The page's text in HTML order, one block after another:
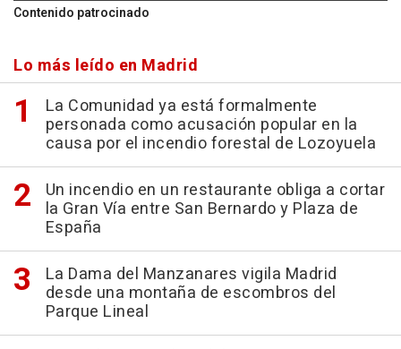
Contenido patrocinado
Lo más leído en Madrid
La Comunidad ya está formalmente
personada como acusación popular en la
causa por el incendio forestal de Lozoyuela
Un incendio en un restaurante obliga a cortar
la Gran Vía entre San Bernardo y Plaza de
España
La Dama del Manzanares vigila Madrid
desde una montaña de escombros del
Parque Lineal